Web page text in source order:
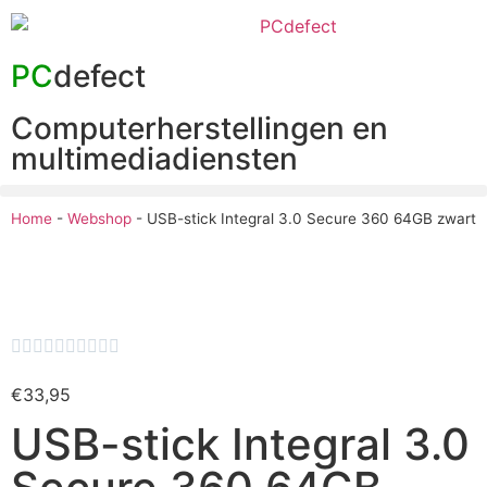
PCdefect
Computerherstellingen en
multimediadiensten
Home - Webshop - USB-stick Integral 3.0 Secure 360 64GB zwart
         
€33,95
USB-stick Integral 3.0